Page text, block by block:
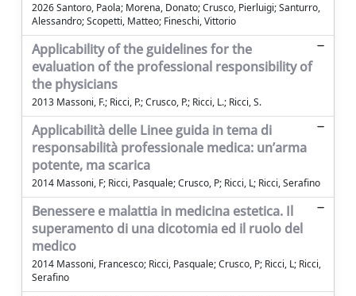
2026 Santoro, Paola; Morena, Donato; Crusco, Pierluigi; Santurro,
Alessandro; Scopetti, Matteo; Fineschi, Vittorio
Applicability of the guidelines for the
evaluation of the professional responsibility of
the physicians
2013 Massoni, F.; Ricci, P.; Crusco, P.; Ricci, L.; Ricci, S.
Applicabilità delle Linee guida in tema di
responsabilità professionale medica: un’arma
potente, ma scarica
2014 Massoni, F; Ricci, Pasquale; Crusco, P; Ricci, L; Ricci, Serafino
Benessere e malattia in medicina estetica. Il
superamento di una dicotomia ed il ruolo del
medico
2014 Massoni, Francesco; Ricci, Pasquale; Crusco, P; Ricci, L; Ricci,
Serafino